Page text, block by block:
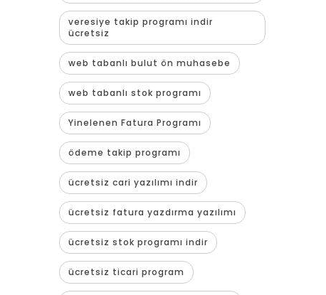
veresiye takip programı indir
ücretsiz
web tabanlı bulut ön muhasebe
web tabanlı stok programı
Yinelenen Fatura Programı
ödeme takip programı
ücretsiz cari yazılımı indir
ücretsiz fatura yazdırma yazılımı
ücretsiz stok programı indir
ücretsiz ticari program